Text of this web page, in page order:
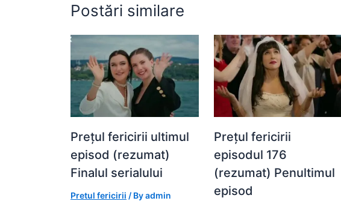
Postări similare
Prețul fericirii ultimul
episod (rezumat)
Finalul serialului
Pretul fericirii / Byadmin
Prețul fericirii
episodul 176
(rezumat) Penultimul
episod